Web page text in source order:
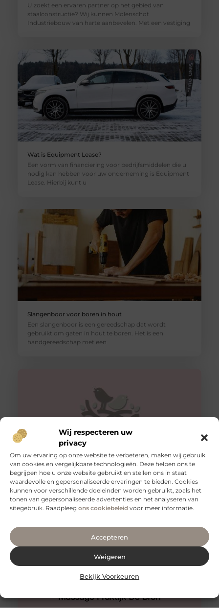
Wij respecteren uw
privacy
Om uw ervaring op onze website te verbeteren, maken wij gebruik
van cookies en vergelijkbare technologieën. Deze helpen ons te
begrijpen hoe u onze website gebruikt en stellen ons in staat
waardevolle en gepersonaliseerde ervaringen te bieden. Cookies
kunnen voor verschillende doeleinden worden gebruikt, zoals het
tonen van gepersonaliseerde advertenties en het analyseren van
sitegebruik. Raadpleeg ons cookiebeleid voor meer informatie.
Accepteren
Weigeren
Bekijk Voorkeuren
U zoekt een ervaren partner op het gebied van
staalconstructie? Wij kunnen Molenschot
Industriebouw van harte aanbevelen. Met een vestiging
Wat is Equipment Lease?
Een vorm van financiering voor bedrijfsmiddelen die u
nodig kan hebben voor uw onderneming is Equipment
Lease. Hierbij kunt u
Slangenboor voor boren in hout
Een slangenboor is een gereedschap dat wordt
gebruikt om gaten in hout te boren. Het is een
handgereedschap met een
Hijama Den Haag
Een behandeling van hijama cupping in Den Haag waar
u nooit teleurgesteld van zult worden.
Wetenschappelijke onderzoeken ondersteunen het. De